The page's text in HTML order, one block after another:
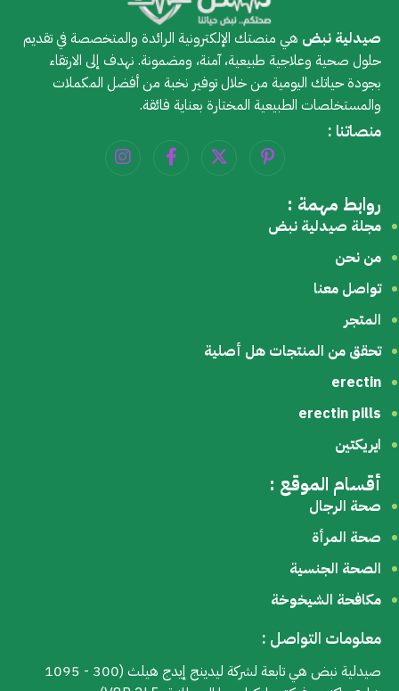
صيدلية نبض هي منصتك الإلكترونية الرائدة والمتخصصة في تقديم
حلول صحية وعلاجية طبيعية، آمنة، ومضمونة. نهدف إلى الارتقاء
بجودة حياتك اليومية من خلال توفير نخبة من أفضل المكملات
والمستخلصات الطبيعية المختارة بعناية فائقة.
منصاتنا :
روابط مهمة :
مجلة صيدلية نبض
من نحن
تواصل معنا
المتجر
تحقق من المنتجات هل أصلية
erectin
erectin pills
ايريكتين
أقسام الموقع :
صحة الرجال
صحة المرأة
الصحة الجنسية
مكافحة الشيخوخة
معلومات التواصل :
صيدلية نبض هي تابعة لشركة ليدينج إيدج هيلث (300 - 1095